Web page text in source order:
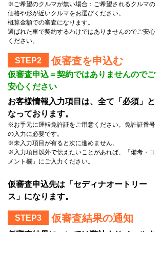
※ご希望のクルマが無い場合：ご希望されるクルマの
価格や形が近いクルマをお選びください。
概算金額での審査になります。
選ばれた車で契約するわけではありませんのでご安心
ください。
STEP2 仮審査を申込む
仮審査申込＝契約ではありませんのでご
安心ください
お客様情報入力項目は、全て「必須」と
なっております。
※お手元に運転免許証をご用意ください。免許証番号
の入力に必要です。
※未入力項目が有ると次に進めません。
※入力項目以外で伝えたいことがあれば、「備考・コ
メント欄」にご入力ください。
仮審査申込先は「セディナオートリー
ス」になります。
STEP3 仮審査結果の通知
仮審査結果については弊社よりメールま